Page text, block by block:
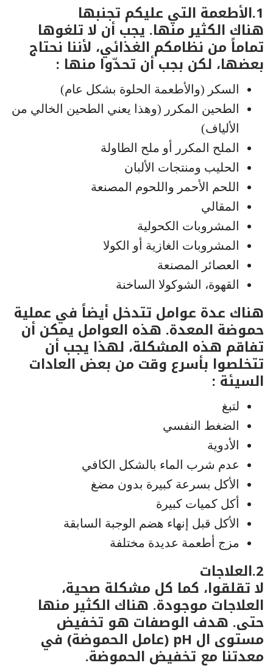
1.الأطعمة التي عليكم تجنبها
هناك الكثير منها. يجب أن لا تلغوها
تماماً من نظامكم الغذائي، لأننا نحتاج
بعضها، لكن بجب أن تحدّوا منها :
السكر (والأطعمة الحلوة بشكل عام)
الطحين المكرر (وهذا يعني الطحين الخالي من
الألياف)
الملح المكرر أو ملح الطاولة
الحليب ومنتجات الألبان
اللحم الأحمر واللحوم المصنعة
المقالي
المشروبات الكحولية
المشروبات الغازية أو الكولا
العصائر المصنعة
القهوة، الشوكولا الساخنة
هناك عدة عوامل تتدخل أيضاً في عملية
حموضة المعدة. هذه العوامل يمكن أن
تفاقم هذه المشكلة، لهذا يجب أن
تتخلصوا بأسرع وقت من بعض العادات
السيئة :
لتبغ
الضغط النفسي
الأدوية
عدم شرب الماء بالشكل الكافي
الأكل بسرعة كبيرة بدون مضغ
أكل كميات كبيرة
الأكل قبل إنهاء هضم الوجبة السابقة
مزج أطعمة عديدة مختلفة
2.العلاجات
لا تقلقوا، كما كل مشكلة صحية،
العلاجات موجودة. هناك الكثير منها
حتى. هدف الوصفات هو تخفيض
مستوى ال pH (عامل الحموضة) في
معدتنا مع تخفيض الحموضة.